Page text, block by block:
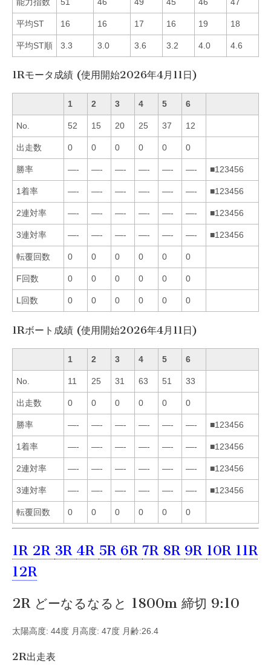
平均ST 16 16 17 16 19 18
平均ST順 3.3 3.0 3.6 3.2 4.0 4.6
1Rモータ成績 (使用開始2026年4月11日)
1 2 3 4 5 6
No. 52 15 20 25 37 12
出走数 0 0 0 0 0 0
勝率 —- —- —- —- —- —- ■123456
1着率 —- —- —- —- —- —- ■123456
2連対率 —- —- —- —- —- —- ■123456
3連対率 —- —- —- —- —- —- ■123456
転覆回数 0 0 0 0 0 0
F回数 0 0 0 0 0 0
L回数 0 0 0 0 0 0
1Rボート成績 (使用開始2026年4月11日)
1 2 3 4 5 6
No. 11 25 31 63 51 33
出走数 0 0 0 0 0 0
勝率 —- —- —- —- —- —- ■123456
1着率 —- —- —- —- —- —- ■123456
2連対率 —- —- —- —- —- —- ■123456
3連対率 —- —- —- —- —- —- ■123456
転覆回数 0 0 0 0 0 0
1R 2R 3R 4R 5R 6R 7R 8R 9R 10R 11R
12R
2R どーなるなると 1800m 締切 9:10
太陽高度: 44度 月高度: 47度 月齢:26.4
2R出走表